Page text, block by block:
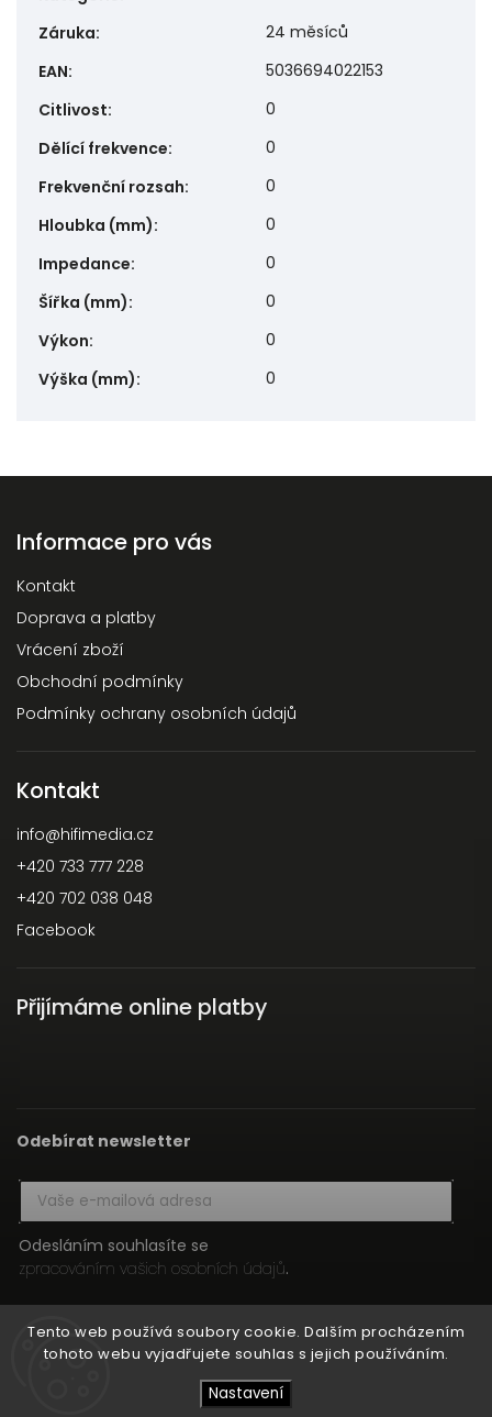
Tento web používá soubory cookie. Dalším procházením
tohoto webu vyjadřujete souhlas s jejich používáním.
Nastavení
Záruka:
24 měsíců
EAN:
5036694022153
Citlivost:
0
Dělící frekvence:
0
Frekvenční rozsah:
0
Hloubka (mm):
0
Impedance:
0
Šířka (mm):
0
Výkon:
0
Výška (mm): 0
Informace pro vás
Kontakt
Doprava a platby
Vrácení zboží
Obchodní podmínky
Podmínky ochrany osobních údajů
Kontakt
info@hifimedia.cz
+420 733 777 228
+420 702 038 048
Facebook
Přijímáme online platby
Odebírat newsletter
Odesláním souhlasíte se
zpracováním vašich osobních údajů.
HIFI MEDIA. Všechna práva vyhrazena.